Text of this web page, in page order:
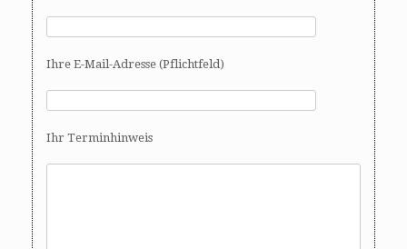
Ihre E-Mail-Adresse (Pflichtfeld)
Ihr Terminhinweis